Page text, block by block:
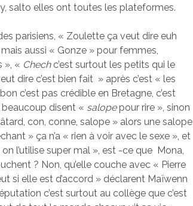
salto elles ont toutes les plateformes.
parisiens, « Zoulette ça veut dire euh
aussi « Gonze » pour femmes,
», « Chechc’est surtout les petits qui le
dire c’est bien fait » après c’est « les
c’est pas crédible en Bretagne, c’est
beaucoup disent « salopepour rire », sinon
con, conne, salope » alors une salope
» ça n’a « rien à voir avec le sexe », et
l’utilise super mal », est -ce que Mona,
? Non, qu’elle couche avec « Pierre
si elle est d’accord » déclarent Maïwenn
c’est surtout au collège que c’est